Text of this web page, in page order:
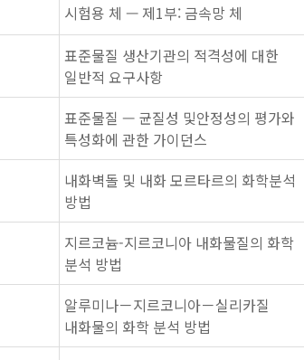
시험용 체 — 제1부: 금속망 체
표준물질 생산기관의 적격성에 대한
일반적 요구사항
표준물질 — 균질성 및안정성의 평가와
특성화에 관한 가이던스
내화벽돌 및 내화 모르타르의 화학분석
방법
지르코늄-지르코니아 내화물질의 화학
분석 방법
알루미나－지르코니아－실리카질
내화물의 화학 분석 방법